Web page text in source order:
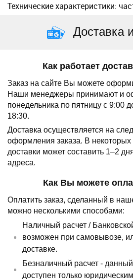
Теxнические xарактеристики:
Доставка
Как работает
Заказ на сайте Вы можете
Наши менеджеры принимают и
понедельника по пятницу с 9:00
18:30.
Доставка осуществляется на
оформления заказа. В некоторых
доставки может составить 1–2
адреса.
Как Вы можете
Оплатить заказ, сделанный в
можно несколькими способами:
Наличный расчет /
возможен при самовывозе,
доставке.
Безналичный расчет -
доступен только